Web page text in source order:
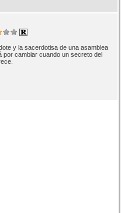
y la sacerdotisa de una asamblea
por cambiar cuando un secreto del